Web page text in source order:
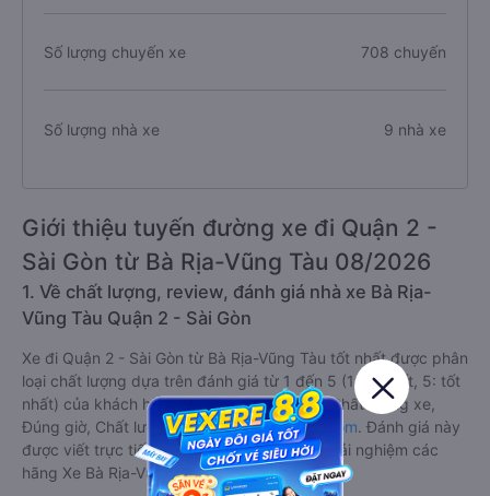
Số lượng chuyến xe 708 chuyến
Số lượng nhà xe 9 nhà xe
Giới thiệu tuyến đường xe đi Quận 2 -
Sài Gòn từ Bà Rịa-Vũng Tàu 08/2026
1. Về chất lượng, review, đánh giá nhà xe Bà Rịa-
Vũng Tàu Quận 2 - Sài Gòn
Xe đi Quận 2 - Sài Gòn từ Bà Rịa-Vũng Tàu tốt nhất được phân
loại chất lượng dựa trên đánh giá từ 1 đến 5 (1: tệ nhất, 5: tốt
nhất) của khách hàng với các tiêu chí như: Chất lượng xe,
Đúng giờ, Chất lượng phục vụ trênVexere.com. Đánh giá này
được viết trực tiếp bởi các khách hàng đã trải nghiệm các
hãng Xe Bà Rịa-Vũng Tàu đi Quận 2 - Sài Gòn.